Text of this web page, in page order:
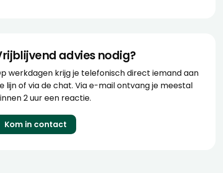
advies nodig?
werkdagen krijg je telefonisch direct iemand aan
lijn of via de chat. Via e-mail ontvang je meestal
2 uur een reactie.
Kom in contact